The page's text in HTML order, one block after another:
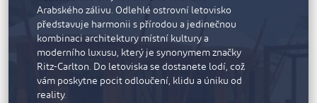
hřiště.
Klidné lázně Avitane mají různé zóny, kde si
můžete dopřát péči o své tělo a duši a relaxovat v
parní lázni a sauně. Lázně Avitane jsou oddělené
pro muže a pro žen a podporují tak cudnost; každá
část se může pochlubit odděleným soukromým
Arabského zálivu. Odlehlé ostrovní letovisko
představuje harmonii s přírodou a jedinečnou
kombinaci architektury místní kultury a
moderního luxusu, který je synonymem značky
Ritz-Carlton. Do letoviska se dostanete lodí, což
vám poskytne pocit odloučení, klidu a úniku od
reality.